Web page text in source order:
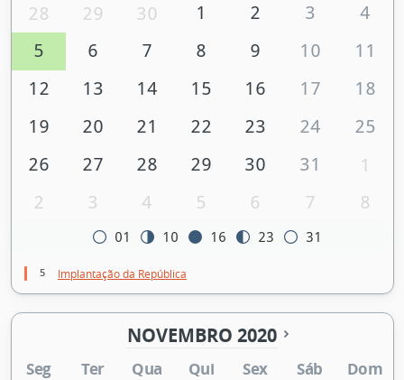
28 29 30 1 2 3
4
5
6 7 8 9 10
11
12
13 14 15 16 17
18
19
20 21 22 23 24
25
26
27 28 29 30 31
1
2
3 4 5 6 7 8
01 10 16 23 31
5 Implantação da República
NOVEMBRO 2020
Seg Ter Qua Qui Sex Sáb Dom